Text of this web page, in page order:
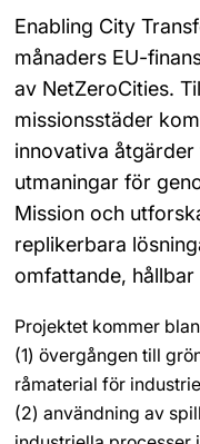
Enabling City
månaders EU-
av NetZeroCities.
missionsstäder
innovativa
utmaningar för
Mission och
replikerbara
omfattande,
Projektet kommer
(1) övergången till
råmaterial för
(2) användning av